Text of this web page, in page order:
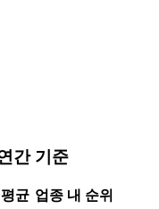
간 기준
균 업종 내 순위